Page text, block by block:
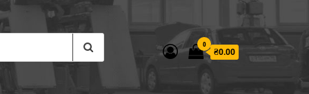
0
₴0.00